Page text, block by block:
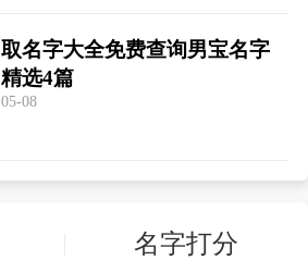
取名字大全免费查询男宝名字
精选4篇
05-08
名字打分